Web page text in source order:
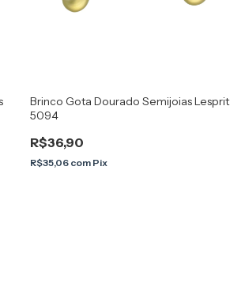
Brinco Gota Dourado Semijoias Lesprit
5094
R$36,90
R$35,06 com Pix